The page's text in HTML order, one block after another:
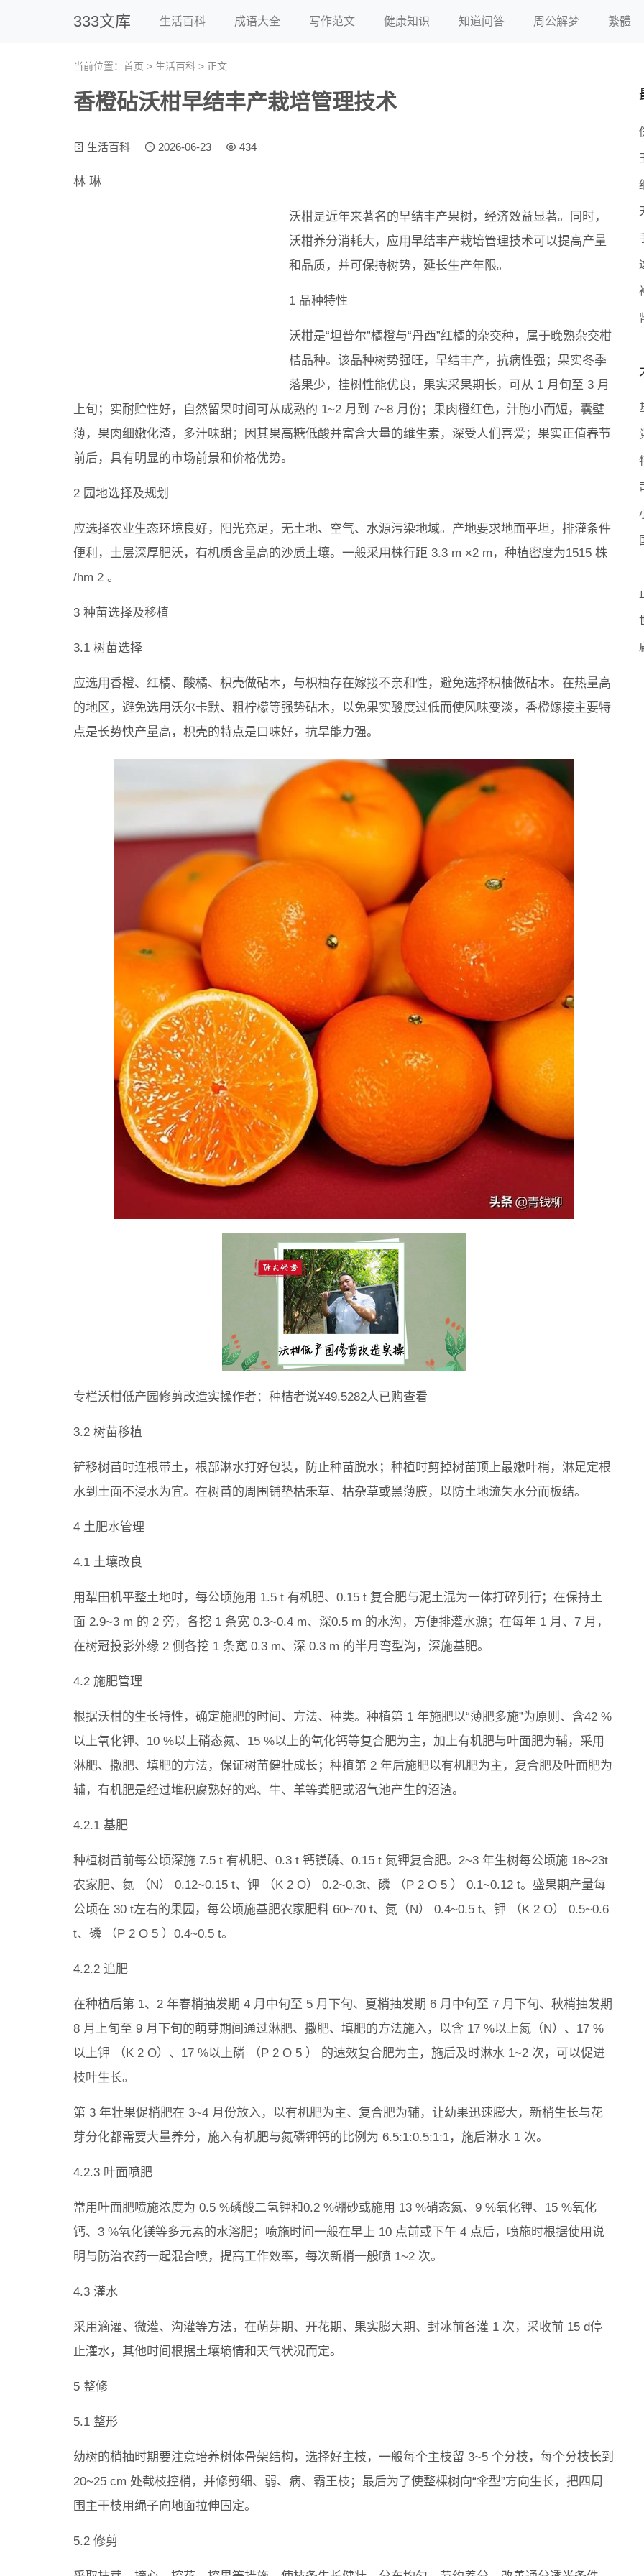
333文库 生活百科 成语大全 写作范文 健康知识 知道问答 周公解梦 繁體
当前位置： 首页 > 生活百科 > 正文
香橙砧沃柑早结丰产栽培管理技术
生活百科 2026-06-23 434
林 琳
沃柑是近年来著名的早结丰产果树，经济效益显著。同时，
沃柑养分消耗大，应用早结丰产栽培管理技术可以提高产量
和品质，并可保持树势，延长生产年限。
1 品种特性
沃柑是“坦普尔”橘橙与“丹西”红橘的杂交种，属于晚熟杂交柑
桔品种。该品种树势强旺，早结丰产，抗病性强；果实冬季
落果少，挂树性能优良，果实采果期长，可从 1 月旬至 3 月
上旬；实耐贮性好，自然留果时间可从成熟的 1~2 月到 7~8 月份；果肉橙红色，汁胞小而短，囊壁
薄，果肉细嫩化渣，多汁味甜；因其果高糖低酸并富含大量的维生素，深受人们喜爱；果实正值春节
前后，具有明显的市场前景和价格优势。
2 园地选择及规划
应选择农业生态环境良好，阳光充足，无土地、空气、水源污染地域。产地要求地面平坦，排灌条件
便利，土层深厚肥沃，有机质含量高的沙质土壤。一般采用株行距 3.3 m ×2 m，种植密度为1515 株
/hm 2 。
3 种苗选择及移植
3.1 树苗选择
应选用香橙、红橘、酸橘、枳壳做砧木，与枳柚存在嫁接不亲和性，避免选择枳柚做砧木。在热量高
的地区，避免选用沃尔卡默、粗柠檬等强势砧木，以免果实酸度过低而使风味变淡，香橙嫁接主要特
点是长势快产量高，枳壳的特点是口味好，抗旱能力强。
专栏沃柑低产园修剪改造实操作者：种桔者说¥49.5282人已购查看
3.2 树苗移植
铲移树苗时连根带土，根部淋水打好包装，防止种苗脱水；种植时剪掉树苗顶上最嫩叶梢，淋足定根
水到土面不浸水为宜。在树苗的周围铺垫枯禾草、枯杂草或黑薄膜，以防土地流失水分而板结。
4 土肥水管理
4.1 土壤改良
用犁田机平整土地时，每公顷施用 1.5 t 有机肥、0.15 t 复合肥与泥土混为一体打碎列行；在保持土
面 2.9~3 m 的 2 旁，各挖 1 条宽 0.3~0.4 m、深0.5 m 的水沟，方便排灌水源；在每年 1 月、7 月，
在树冠投影外缘 2 侧各挖 1 条宽 0.3 m、深 0.3 m 的半月弯型沟，深施基肥。
4.2 施肥管理
根据沃柑的生长特性，确定施肥的时间、方法、种类。种植第 1 年施肥以“薄肥多施”为原则、含42 %
以上氧化钾、10 %以上硝态氮、15 %以上的氧化钙等复合肥为主，加上有机肥与叶面肥为辅，采用
淋肥、撒肥、填肥的方法，保证树苗健壮成长；种植第 2 年后施肥以有机肥为主，复合肥及叶面肥为
辅，有机肥是经过堆积腐熟好的鸡、牛、羊等粪肥或沼气池产生的沼渣。
4.2.1 基肥
种植树苗前每公顷深施 7.5 t 有机肥、0.3 t 钙镁磷、0.15 t 氮钾复合肥。2~3 年生树每公顷施 18~23t
农家肥、氮 （N） 0.12~0.15 t、钾 （K 2 O） 0.2~0.3t、磷 （P 2 O 5 ） 0.1~0.12 t。盛果期产量每
公顷在 30 t左右的果园，每公顷施基肥农家肥料 60~70 t、氮（N） 0.4~0.5 t、钾 （K 2 O） 0.5~0.6
t、磷 （P 2 O 5 ）0.4~0.5 t。
4.2.2 追肥
在种植后第 1、2 年春梢抽发期 4 月中旬至 5 月下旬、夏梢抽发期 6 月中旬至 7 月下旬、秋梢抽发期
8 月上旬至 9 月下旬的萌芽期间通过淋肥、撒肥、填肥的方法施入，以含 17 %以上氮（N）、17 %
以上钾 （K 2 O）、17 %以上磷 （P 2 O 5 ） 的速效复合肥为主，施后及时淋水 1~2 次，可以促进
枝叶生长。
第 3 年壮果促梢肥在 3~4 月份放入，以有机肥为主、复合肥为辅，让幼果迅速膨大，新梢生长与花
芽分化都需要大量养分，施入有机肥与氮磷钾钙的比例为 6.5:1:0.5:1:1，施后淋水 1 次。
4.2.3 叶面喷肥
常用叶面肥喷施浓度为 0.5 %磷酸二氢钾和0.2 %硼砂或施用 13 %硝态氮、9 %氧化钾、15 %氧化
钙、3 %氧化镁等多元素的水溶肥；喷施时间一般在早上 10 点前或下午 4 点后，喷施时根据使用说
明与防治农药一起混合喷，提高工作效率，每次新梢一般喷 1~2 次。
4.3 灌水
采用滴灌、微灌、沟灌等方法，在萌芽期、开花期、果实膨大期、封冰前各灌 1 次，采收前 15 d停
止灌水，其他时间根据土壤墒情和天气状况而定。
5 整修
5.1 整形
幼树的梢抽时期要注意培养树体骨架结构，选择好主枝，一般每个主枝留 3~5 个分枝，每个分枝长到
20~25 cm 处截枝控梢，并修剪细、弱、病、霸王枝；最后为了使整棵树向“伞型”方向生长，把四周
围主干枝用绳子向地面拉伸固定。
5.2 修剪